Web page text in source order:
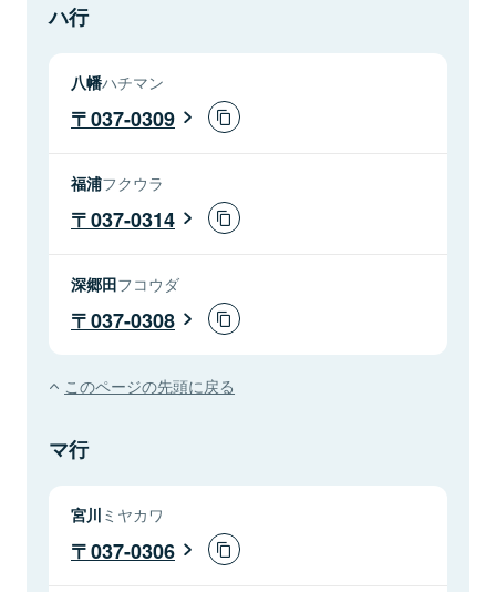
ハ行
八幡ハチマン
037-0309
福浦フクウラ
037-0314
深郷田フコウダ
037-0308
このページの先頭に戻る
マ行
宮川 ミヤカワ
037-0306